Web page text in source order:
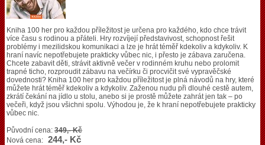
Kniha 100 her pro každou příležitost je určena pro každého, kdo chce trávit
více času s rodinou a přáteli. Hry rozvíjejí představivost, schopnost řešit
problémy i mezilidskou komunikaci a lze je hrát téměř kdekoliv a kdykoliv. K
hraní navíc nepotřebujete prakticky vůbec nic, i přesto je zábava zaručena.
Chcete zabavit děti, strávit aktivně večer v rodinném kruhu nebo prolomit
trapné ticho, rozproudit zábavu na večírku či procvičit své vypravěčské
dovednosti? Kniha 100 her pro každou příležitost je plná návodů na hry, které
můžete hrát téměř kdekoliv a kdykoliv. Zaženou nudu při dlouhé cestě autem,
zkrátí čekání na jídlo u stolu, anebo si je prostě můžete zahrát jen tak – po
večeři, když jsou všichni spolu. Výhodou je, že k hraní nepotřebujete prakticky
vůbec nic.
Původní cena: 349,- Kč
Nová cena: 244,- Kč